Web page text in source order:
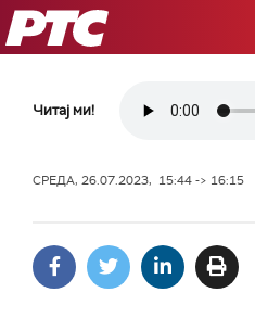
РТС
Читај ми!
СРЕДА, 26.07.2023, 15:44 -> 16:15